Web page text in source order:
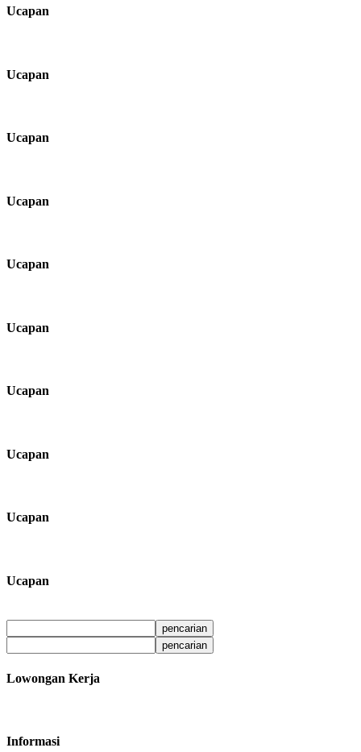
Ucapan
Ucapan
Ucapan
Ucapan
Ucapan
Ucapan
Ucapan
Ucapan
Ucapan
Ucapan
Lowongan Kerja
Informasi